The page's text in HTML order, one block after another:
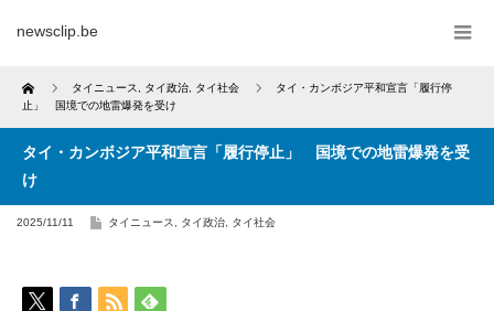
newsclip.be
Home タイニュース タイ政治 タイ社会
タイ・カンボジア平和宣言「履行停
止」 国境での地雷爆発を受け
タイ・カンボジア平和宣言「履行停止」 国境での地雷爆発を受
け
2025/11/11 タイニュース タイ政治 タイ社会